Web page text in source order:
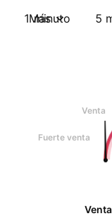
1 minuto 5
Más
Venta
Fuerte venta
Venta